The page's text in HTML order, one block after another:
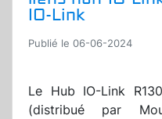
IO-Link
Publié le 06-06-2024
Le Hub IO-Link
(distribué par